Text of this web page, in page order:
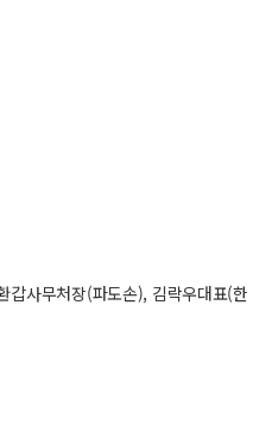
갑사무처장(파도손), 김락우대표(한